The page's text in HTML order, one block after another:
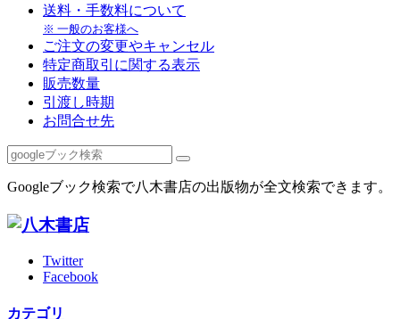
送料・手数料について
※ 一般のお客様へ
ご注文の変更やキャンセル
特定商取引に関する表示
販売数量
引渡し時期
お問合せ先
Googleブック検索で八木書店の出版物が全文検索できます。
Twitter
Facebook
カテゴリ